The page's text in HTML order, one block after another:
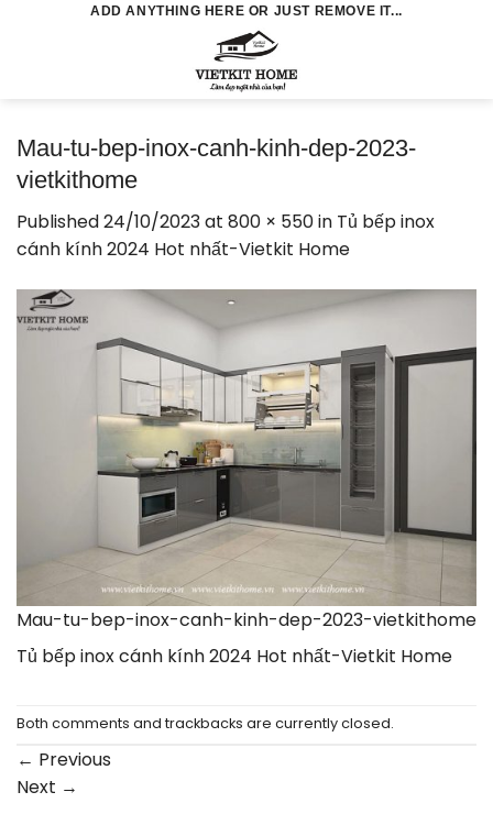
ADD ANYTHING HERE OR JUST REMOVE IT...
Mau-tu-bep-inox-canh-kinh-dep-2023-
vietkithome
Published24/10/2023at 800 × 550in Tủ bếp inox
cánh kính 2024 Hot nhất-Vietkit Home
Mau-tu-bep-inox-canh-kinh-dep-2023-vietkithome
Tủ bếp inox cánh kính 2024 Hot nhất-Vietkit Home
Both comments and trackbacks are currently closed.
← Previous
Next →